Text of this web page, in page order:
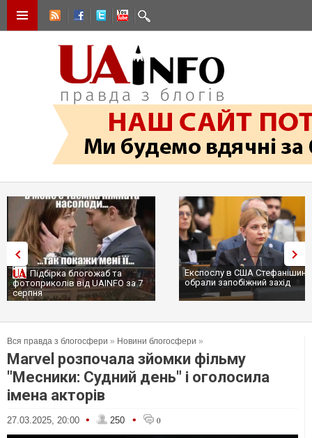
Підбірка блогожаб та
фотоприколів від UAINFO за 7
серпня
Експослу в США
обрали запобіжний захід
Вся правда з блогосфери » Новини блогосфери »
Marvel розпочала зйомки фільму
"Месники: Судний день" і оголосила
імена акторів
27.03.2025, 20:00 • 250 • 0